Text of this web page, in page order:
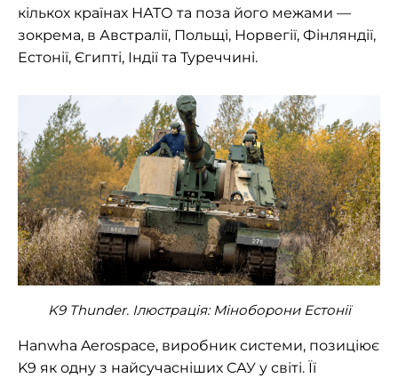
кількох країнах НАТО та поза його межами —
зокрема, в Австралії, Польщі, Норвегії, Фінляндії,
Естонії, Єгипті, Індії та Туреччині.
K9 Thunder. Ілюстрація:Міноборони Естонії
Hanwha Aerospace, виробник системи, позиціює
K9 як одну з найсучасніших САУ у світі. Її